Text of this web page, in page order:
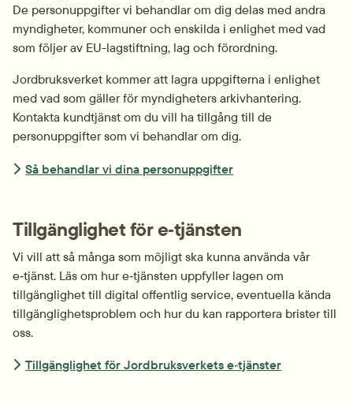
De personuppgifter vi behandlar om dig delas med andra
myndigheter, kommuner och enskilda i enlighet med vad
som följer av EU-lagstiftning, lag och förordning.
Jordbruksverket kommer att lagra uppgifterna i enlighet
med vad som gäller för myndigheters arkivhantering.
Kontakta kundtjänst om du vill ha tillgång till de
personuppgifter som vi behandlar om dig.
Så behandlar vi dina personuppgifter
Tillgänglighet för e‑tjänsten
Vi vill att så många som möjligt ska kunna använda vår
e‑tjänst. Läs om hur e‑tjänsten uppfyller lagen om
tillgänglighet till digital offentlig service, eventuella kända
tillgänglighets­problem och hur du kan rapportera brister till
oss.
Tillgänglighet för Jordbruksverkets e‑tjänster